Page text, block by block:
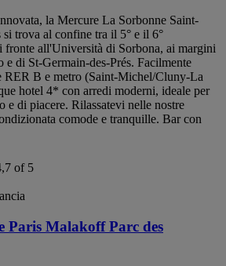
la Mercure La Sorbonne Saint-
si trova al confine tra il 5° e il 6°
fronte all'Università di Sorbona, ai margini
e di St-Germain-des-Prés. Facilmente
RER B e metro (Saint-Michel/Cluny-La
hotel 4* con arredi moderni, ideale per
e di piacere. Rilassatevi nelle nostre
comode e tranquille. Bar con
of 5
Paris Malakoff Parc des